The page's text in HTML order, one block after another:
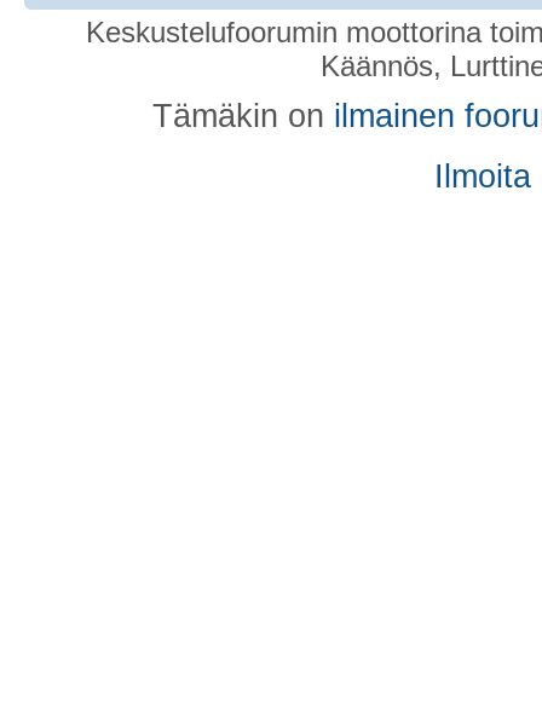
Keskustelufoorumin moottorina
Käännös,
Tämäkin on ilmainen